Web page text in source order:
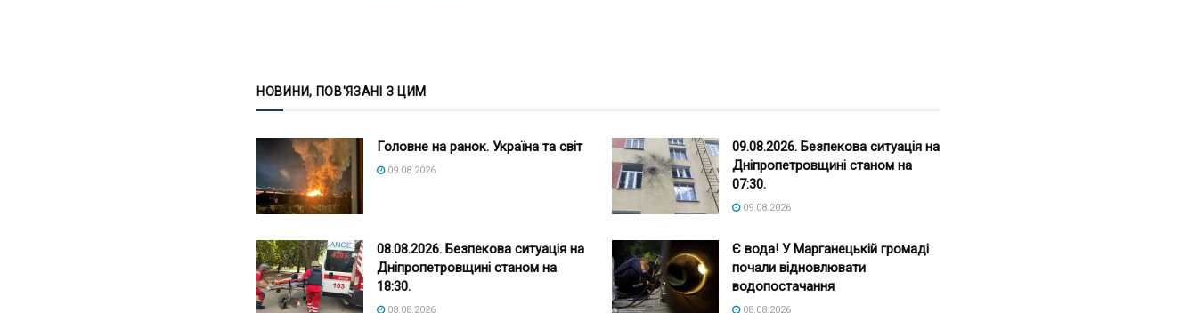
НОВИНИ, ПОВ'ЯЗАНІ З ЦИМ
Головне на ранок. Україна та світ
09.08.2026
09.08.2026. Безпекова ситуація на
Дніпропетровщині станом на
07:30.
09.08.2026
08.08.2026. Безпекова ситуація на
Дніпропетровщині станом на
18:30.
08.08.2026
Є вода! У Марганецькій громаді
почали відновлювати
водопостачання
08.08.2026